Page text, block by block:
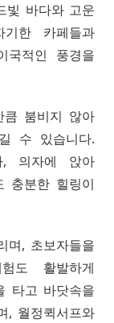
빛 바다와 고운
한 카페들과
국적인 풍경을
큼 붐비지 않아
수 있습니다.
, 의자에 앉아
충분한 힐링이
며, 초보자들을
도 활발하게
타고 바닷속을
, 월정퀵서프와